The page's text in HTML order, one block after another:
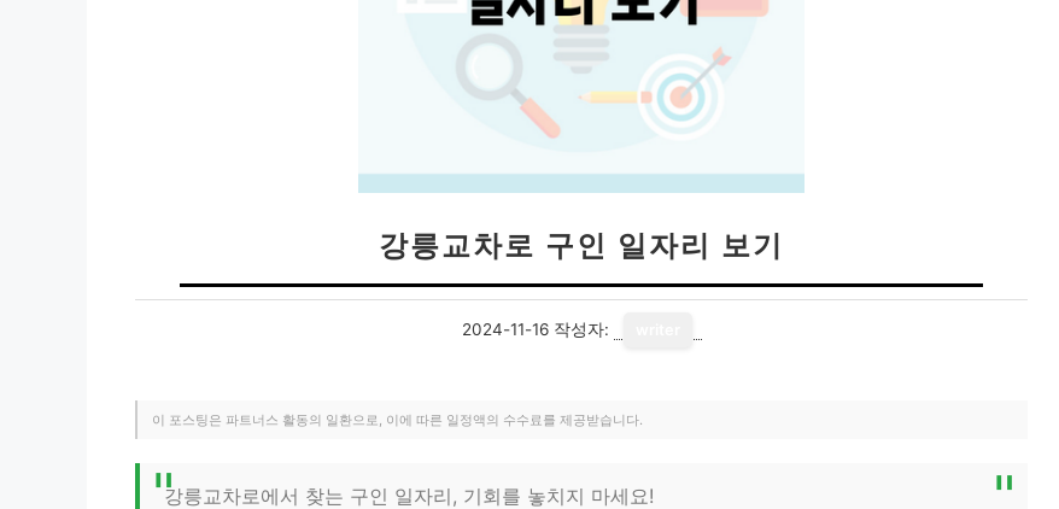
강릉교차로 구인 일자리 보기
2024-11-16 작성자:
이 포스팅은 파트너스 활동의 일환으로, 이에 따른 일정액의 수수료를 제공받습니다.
강릉교차로에서 찾는 구인 일자리, 기회를 놓치지 마세요!